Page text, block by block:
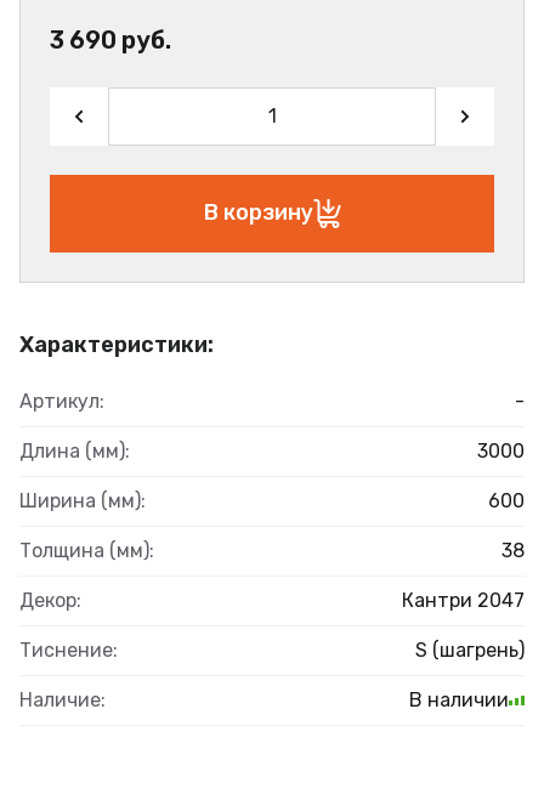
Характеристики:
Артикул: -
Длина (мм): 3000
Ширина (мм): 600
Толщина (мм): 38
Декор: Кантри 2047
Тиснение: S (шагрень)
Наличие: В наличии
3 690 руб.
В корзину